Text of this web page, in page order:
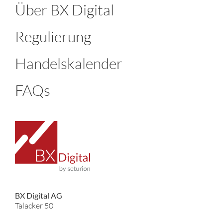
Über BX Digital
Regulierung
Handelskalender
FAQs
BX Digital AG
Talacker 50